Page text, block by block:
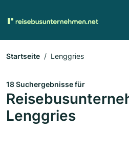
Startseite Lenggries
18 Suchergebnisse für
Lenggries